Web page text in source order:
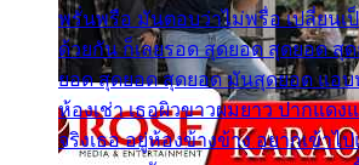
พรั่นพรือ มันตอบว่าไม่พรื่อ เปลี่ยนเ
ด้วยกัน ก็เลยรอด สุดยอด สุดยอด สุ
ยอด สุดยอด สุดยอด มันสุดยอด แอ
ห้องเช่า เธอผิวขาวผมยาว ปากแดง
จริงเธอ อยู่ห้องข้างข้าง อยากเข้าไ